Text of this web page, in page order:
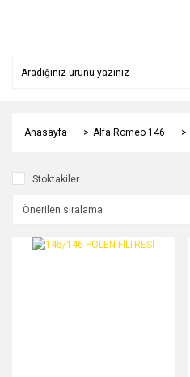
Anasayfa Alfa Romeo 146
Stoktakiler